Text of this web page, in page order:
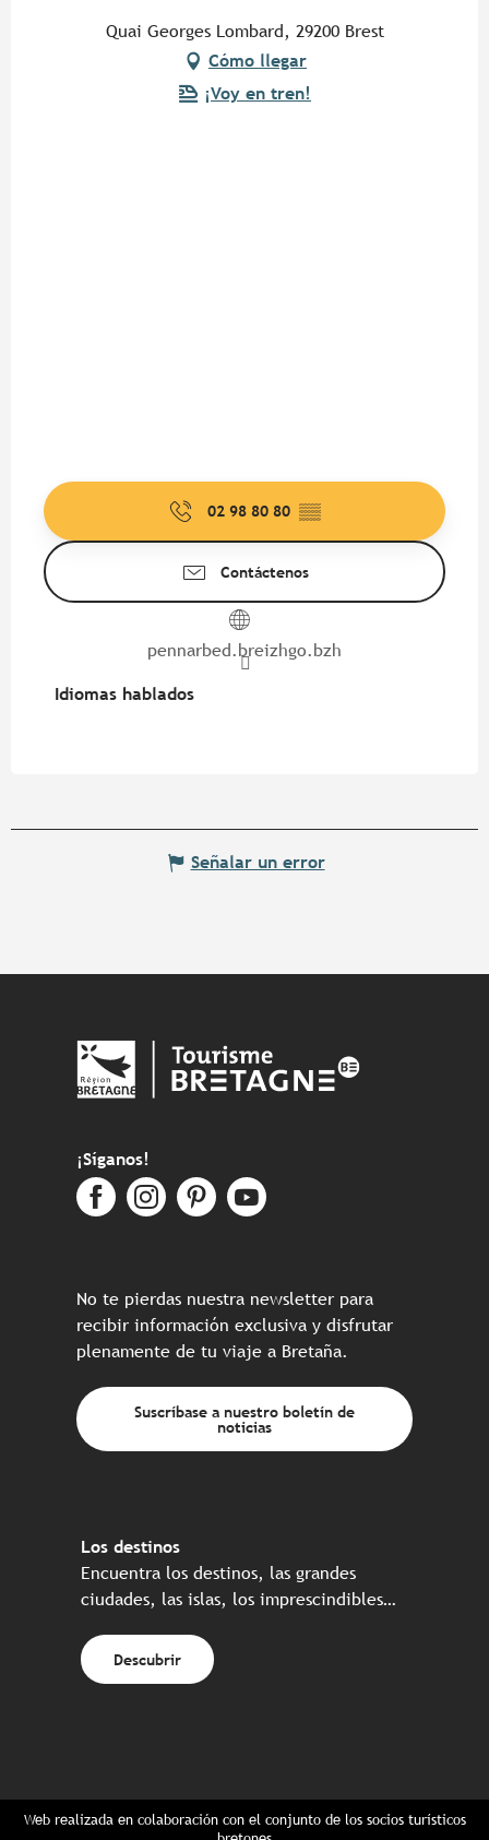
Quai Georges Lombard, 29200 Brest
Cómo llegar
¡Voy en tren!
02 98 80 80 ▒▒
Contáctenos
pennarbed.breizhgo.bzh
Idiomas hablados
Idiomas hablados
Señalar un error
¡Síganos!
No te pierdas nuestra newsletter para
recibir información exclusiva y disfrutar
plenamente de tu viaje a Bretaña.
Suscríbase a nuestro boletín de
noticias
Los destinos
Encuentra los destinos, las grandes
ciudades, las islas, los imprescindibles…
Descubrir
Web realizada en colaboración con el conjunto de los socios turísticos